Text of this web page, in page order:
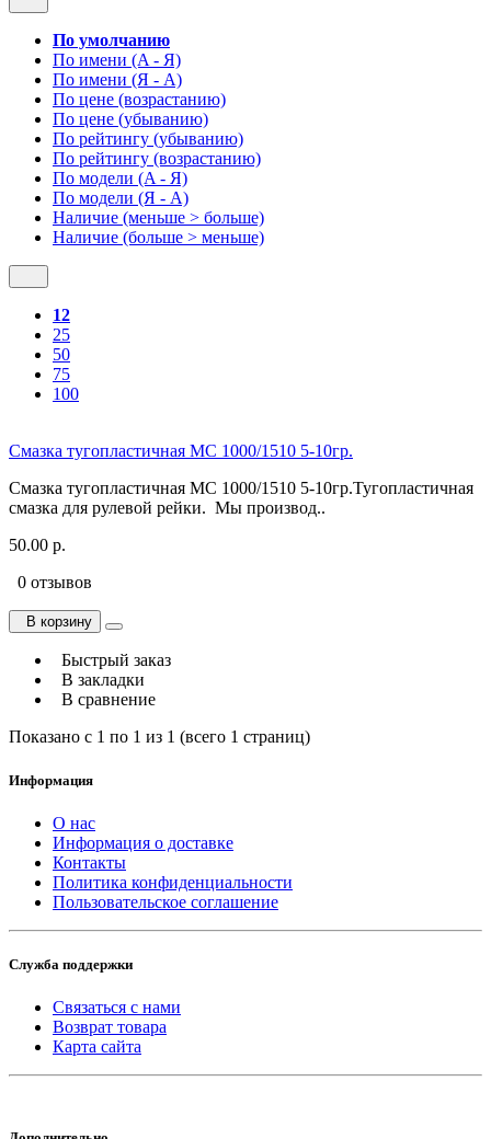
По умолчанию
По имени (A - Я)
По имени (Я - A)
По цене (возрастанию)
По цене (убыванию)
По рейтингу (убыванию)
По рейтингу (возрастанию)
По модели (A - Я)
По модели (Я - A)
Наличие (меньше > больше)
Наличие (больше > меньше)
12
25
50
75
100
Смазка тугопластичная МС 1000/1510 5-10гр.
Смазка тугопластичная МС 1000/1510 5-10гр.Тугопластичная
смазка для рулевой рейки. Мы производ..
50.00 р.
0 отзывов
В корзину
Быстрый заказ
В закладки
В сравнение
Показано с 1 по 1 из 1 (всего 1 страниц)
Информация
О нас
Информация о доставке
Контакты
Политика конфиденциальности
Пользовательское соглашение
Служба поддержки
Связаться с нами
Возврат товара
Карта сайта